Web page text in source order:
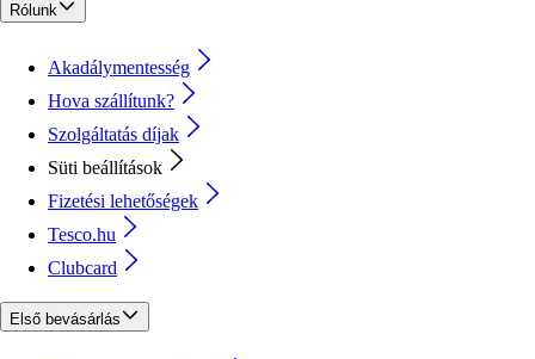
Rólunk
Akadálymentesség
Hova szállítunk?
Szolgáltatás díjak
Süti beállítások
Fizetési lehetőségek
Tesco.hu
Clubcard
Első bevásárlás